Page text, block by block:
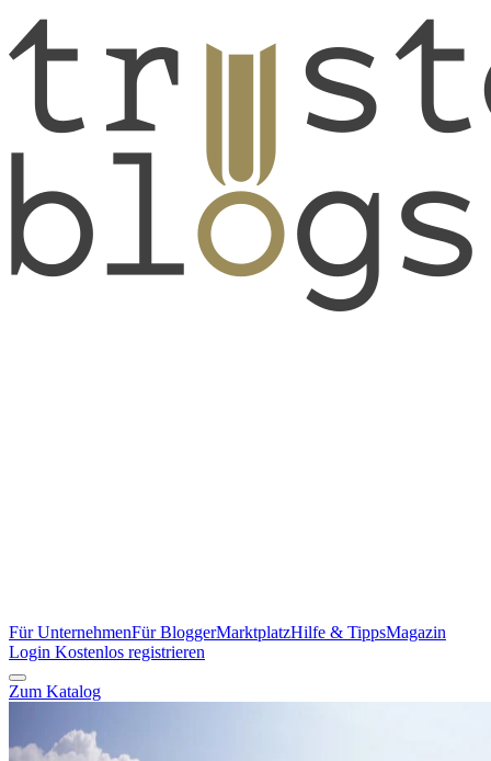
Für UnternehmenFür BloggerMarktplatzHilfe & TippsMagazin
Login Kostenlos registrieren
Zum Katalog